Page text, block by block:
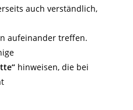
auch verständlich,
aufeinander treffen.
hinweisen, die bei